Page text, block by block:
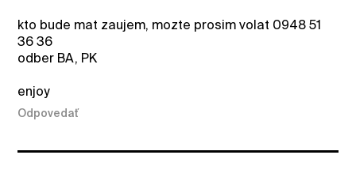
kto bude mat zaujem, mozte prosim volat 0948 51
36 36
odber BA, PK
enjoy
Odpovedať